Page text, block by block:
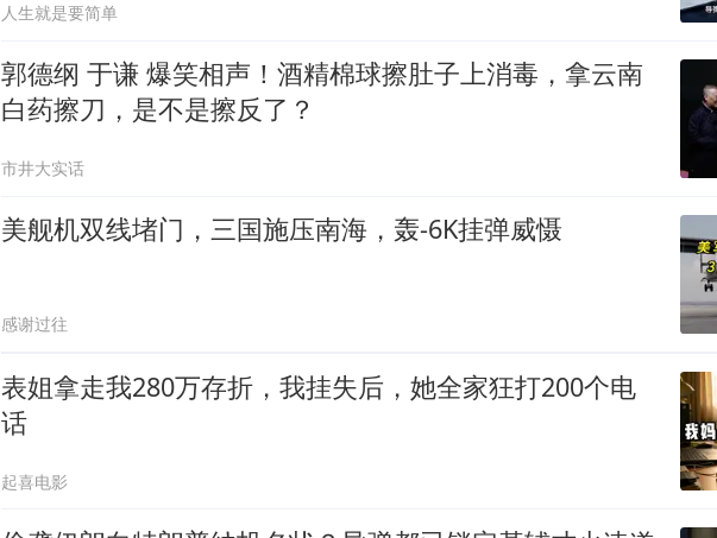
人生就是要简单
郭德纲 于谦 爆笑相声！酒精棉球擦肚子上消毒，拿云南
白药擦刀，是不是擦反了？
市井大实话
美舰机双线堵门，三国施压南海，轰-6K挂弹威慑
感谢过往
表姐拿走我280万存折，我挂失后，她全家狂打200个电
话
起喜电影